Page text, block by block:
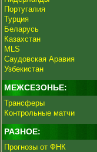
Португалия
Турция
Беларусь
Казахстан
MLS
Саудовская Аравия
Узбекистан
МЕЖСЕЗОНЬЕ:
Трансферы
Контрольные матчи
РАЗНОЕ:
Прогнозы от ФНК